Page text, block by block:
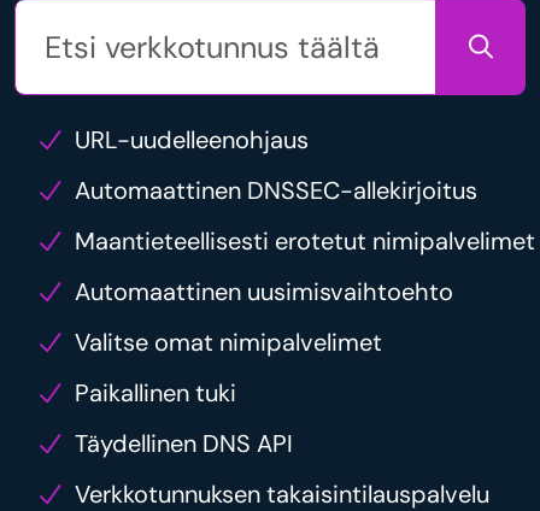
URL-uudelleenohjaus
Automaattinen DNSSEC-allekirjoitus
Maantieteellisesti erotetut nimipalvelimet
Automaattinen uusimisvaihtoehto
Valitse omat nimipalvelimet
Paikallinen tuki
Täydellinen DNS API
Verkkotunnuksen takaisintilauspalvelu